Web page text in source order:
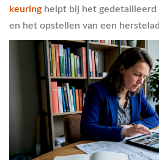
keuring helpt bij het gedetailleerd
en het opstellen van een